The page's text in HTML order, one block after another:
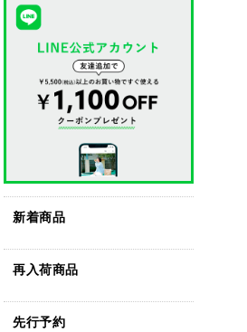
新着商品
再入荷商品
先行予約